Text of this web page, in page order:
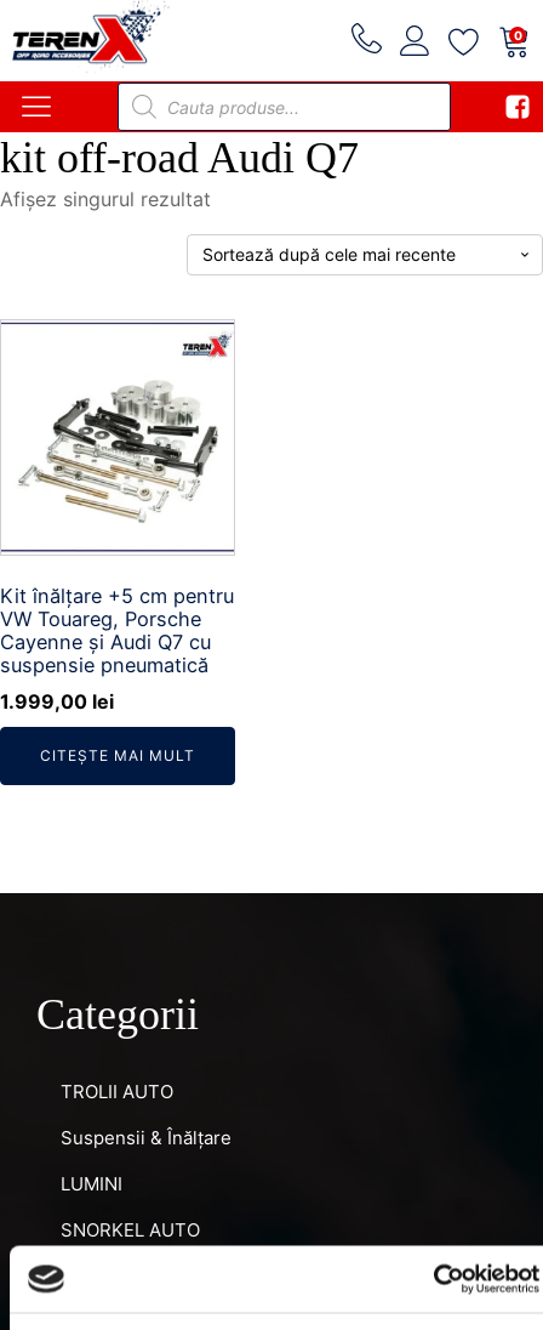
0
Products
search
kit off-road Audi Q7
Afișez singurul rezultat
Kit înălțare +5 cm pentru
VW Touareg, Porsche
Cayenne și Audi Q7 cu
suspensie pneumatică
1.999,00 lei
CITEȘTE MAI MULT
Categorii
TROLII AUTO
Suspensii & Înălțare
LUMINI
SNORKEL AUTO
ACCESORII RECUPERARE